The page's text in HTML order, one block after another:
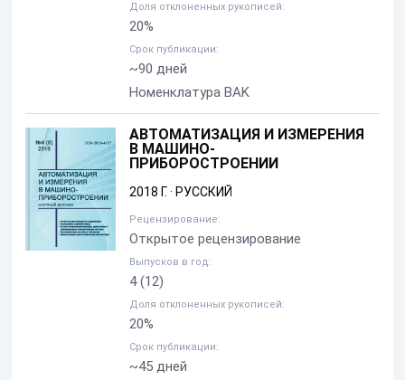
Доля отклоненных рукописей:
20%
Срок публикации:
~90 дней
Номенклатура BAK
АВТОМАТИЗАЦИЯ И ИЗМЕРЕНИЯ
В МАШИНО-
ПРИБОРОСТРОЕНИИ
2018 Г.· РУССКИЙ
Рецензирование:
Открытое рецензирование
Выпусков в год:
4(12)
Доля отклоненных рукописей:
20%
Срок публикации:
~45 дней